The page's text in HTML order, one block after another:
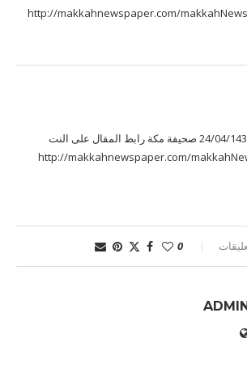
http://makkahnewspaper.com/
43 الحج و الطوافة 43 24/04/1435 صحيفة مكة رابط المقال على النت
http://makkahnewspaper.com/
0